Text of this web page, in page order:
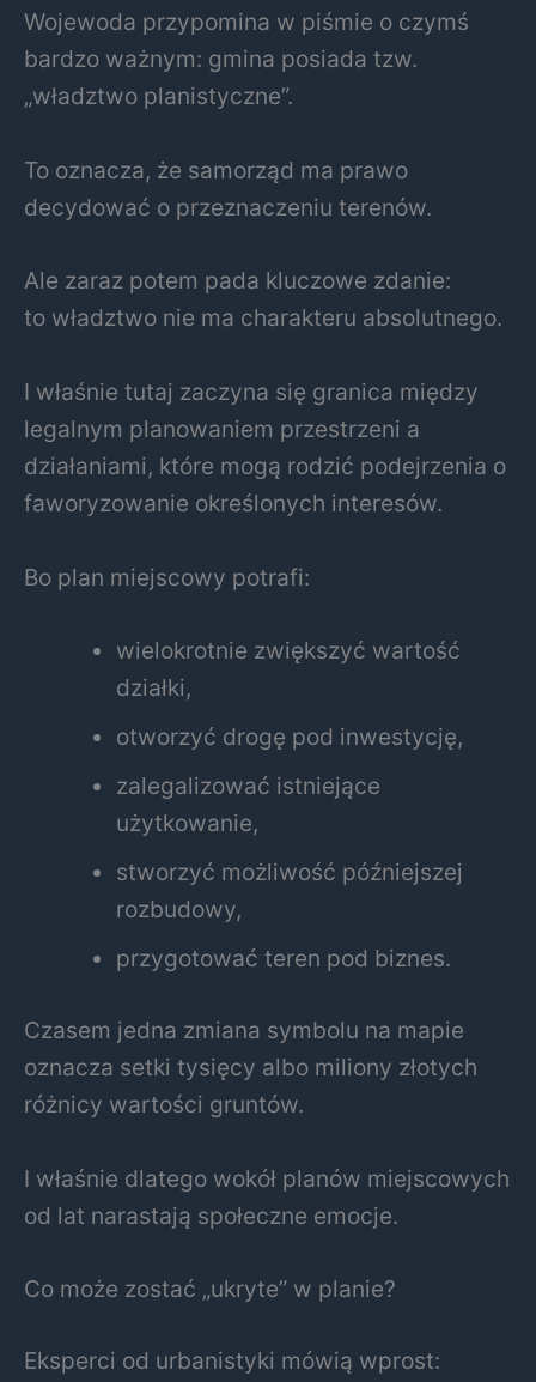
Wojewoda przypomina w piśmie o czymś
bardzo ważnym: gmina posiada tzw.
„władztwo planistyczne”.
To oznacza, że samorząd ma prawo
decydować o przeznaczeniu terenów.
Ale zaraz potem pada kluczowe zdanie:
to władztwo nie ma charakteru absolutnego.
I właśnie tutaj zaczyna się granica między
legalnym planowaniem przestrzeni a
działaniami, które mogą rodzić podejrzenia o
faworyzowanie określonych interesów.
Bo plan miejscowy potrafi:
wielokrotnie zwiększyć wartość
działki,
otworzyć drogę pod inwestycję,
zalegalizować istniejące
użytkowanie,
stworzyć możliwość późniejszej
rozbudowy,
przygotować teren pod biznes.
Czasem jedna zmiana symbolu na mapie
oznacza setki tysięcy albo miliony złotych
różnicy wartości gruntów.
I właśnie dlatego wokół planów miejscowych
od lat narastają społeczne emocje.
Co może zostać „ukryte” w planie?
Eksperci od urbanistyki mówią wprost: